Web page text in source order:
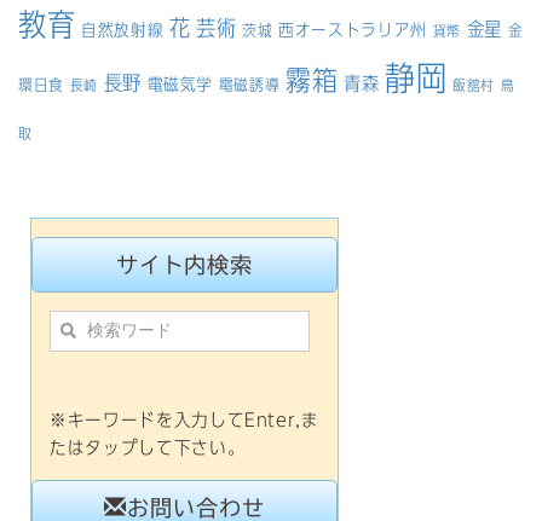
教育 自然放射線 花 芸術 茨城 西オーストラリア州 貨幣 金星 金
環日食 長崎 長野 電磁気学 電磁誘導 霧箱 青森 静岡 飯舘村 鳥
取
サイト内検索
※キーワードを入力してEnter,ま
たはタップして下さい。
お問い合わせ